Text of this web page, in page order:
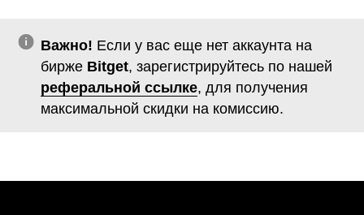
Важно! Если у вас еще нет аккаунта на
бирже Bitget, зарегистрируйтесь по нашей
реферальной ссылке, для получения
максимальной скидки на комиссию.